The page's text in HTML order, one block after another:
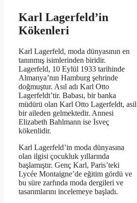
Karl Lagerfeld’in
Kökenleri
Karl Lagerfeld, moda dünyasının en
tanınmış isimlerinden biridir.
Lagerfeld, 10 Eylül 1933 tarihinde
Almanya’nın Hamburg şehrinde
doğmuştur. Asıl adı Karl Otto
Lagerfeldt’tir. Babası, bir banka
müdürü olan Karl Otto Lagerfeldt, asil
bir aileden gelmektedir. Annesi
Elizabeth Bahlmann ise İsveç
kökenlidir.
Karl Lagerfeld’in moda dünyasına
olan ilgisi çocukluk yıllarında
başlamıştır. Genç Karl, Paris’teki
Lycée Montaigne’de eğitim gördü ve
bu süre zarfında moda dergileri ve
tasarımlarını incelemeye başladı.